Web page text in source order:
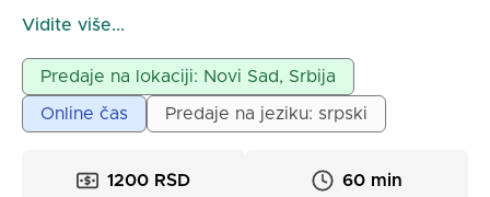
osnovnim i srednjim školama, kao i davanju privatnih
srednjoškolcima i studentima. Strpljivost i upornost u
radu sa učenicima su glavne odlike mog rada.
Vidite više...
Predaje na lokaciji: Novi Sad, Srbija
Online čas Predaje na jeziku: srpski
1200 RSD 60 min